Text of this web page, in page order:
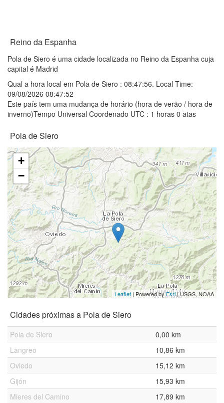
Reino da Espanha
Pola de Siero é uma cidade localizada no Reino da Espanha cuja
capital é Madrid
Qual a hora local em Pola de Siero : 08:47:56. Local Time:
09/08/2026 08:47:52
Este país tem uma mudança de horário (hora de verão / hora de
inverno)Tempo Universal Coordenado UTC : 1 horas 0 atas
Pola de Siero
+
−
Leaflet | Powered byEsri|USGS, NOAA
Cidades próximas a Pola de Siero
Pola de Siero
0,00 km
Langreo
10,86 km
Oviedo
15,12 km
Gijón
15,93 km
Mieres del Camino
17,89 km